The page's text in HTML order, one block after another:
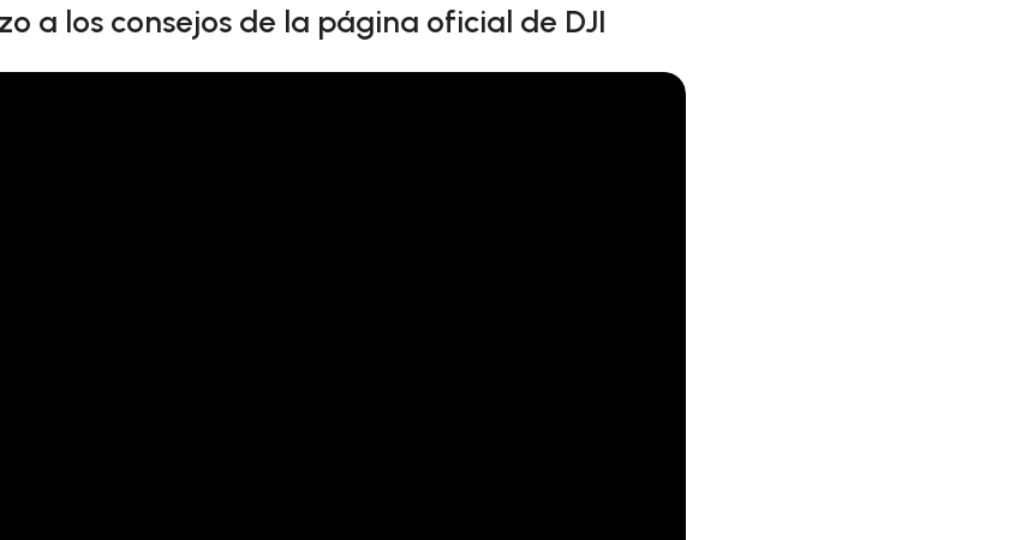
a los consejos de la página oficial de DJI